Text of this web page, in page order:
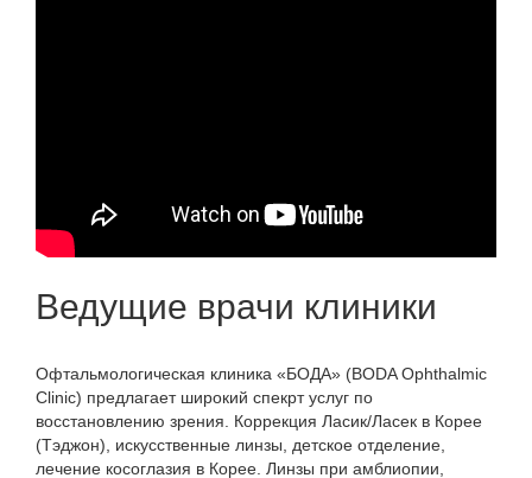
Ведущие врачи клиники
Офтальмологическая клиника «БОДА» (BODA Ophthalmic
Clinic) предлагает широкий спекрт услуг по
восстановлению зрения. Коррекция Ласик/Ласек в Корее
(Тэджон), искусственные линзы, детское отделение,
лечение косоглазия в Корее. Линзы при амблиопии,